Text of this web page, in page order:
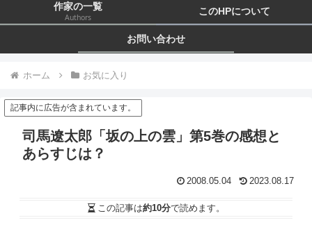
作家の一覧
Authors
このHPについて
お問い合わせ
ホーム お気に入り
記事内に広告が含まれています。
司馬遼太郎「坂の上の雲」第5巻の感想と
あらすじは？
2008.05.04 2023.08.17
この記事は約10分で読めます。